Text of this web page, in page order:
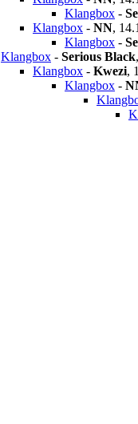
Klangbox -
Klangbox - NN,
Klangbox -
Klangbox - Serious Black,
Klangbox - Kwezi,
Klangbox -